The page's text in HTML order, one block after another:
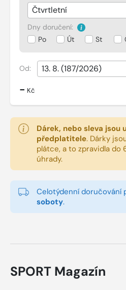
Dny doručení:
Po
Út St
Od:
- Kč
Dárek, nebo sleva jsou
předplatitele. Dárky
plátce, a to zpravidla do
úhrady.
Celotýdenní doručování
soboty.
SPORT Magazín